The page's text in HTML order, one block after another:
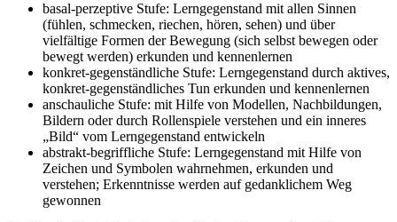
basal-perzeptive Stufe: Lerngegenstand mit allen Sinnen
(fühlen, schmecken, riechen, hören, sehen) und über
vielfältige Formen der Bewegung (sich selbst bewegen oder
bewegt werden) erkunden und kennenlernen
konkret-gegenständliche Stufe: Lerngegenstand durch aktives,
konkret-gegenständliches Tun erkunden und kennenlernen
anschauliche Stufe: mit Hilfe von Modellen, Nachbildungen,
Bildern oder durch Rollenspiele verstehen und ein inneres
„Bild“ vom Lerngegenstand entwickeln
abstrakt-begriffliche Stufe: Lerngegenstand mit Hilfe von
Zeichen und Symbolen wahrnehmen, erkunden und
verstehen; Erkenntnisse werden auf gedanklichem Weg
gewonnen